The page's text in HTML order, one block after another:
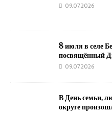
09.07.2026
8 июля в селе
посвящённый
09.07.2026
В День семьи,
округе